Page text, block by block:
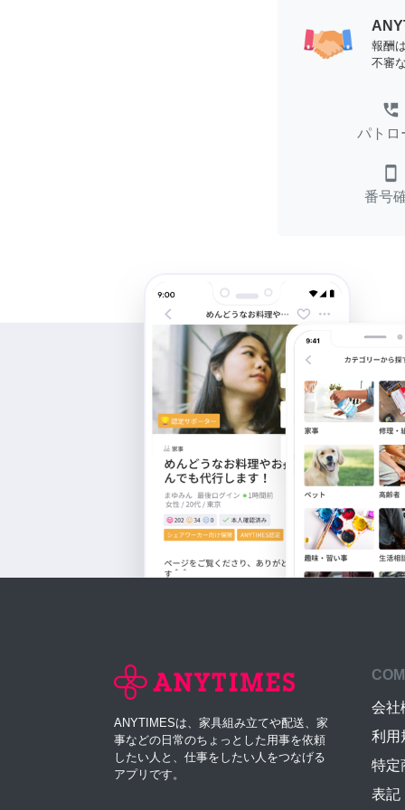
報酬
不審
perm_phone_msg
パトロ
smartphone
番号
ANYTIMESは、家具組み立てや配送、家
事などの日常のちょっとした用事を依頼
したい人と、仕事をしたい人をつなげる
アプリです。
会社
利用
特定
表記